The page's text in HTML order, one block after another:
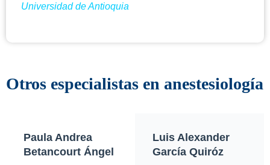
Universidad de Antioquia
Otros especialistas en anestesiología
Paula Andrea
Betancourt Ángel
Luis Alexander
García Quiróz